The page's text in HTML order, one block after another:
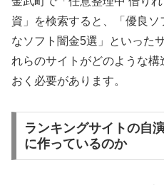
資」を検索すると、「優良
なソフト闇金5選」といった
れらのサイトがどのような
おく必要があります。
ランキングサイトの
に作っているのか